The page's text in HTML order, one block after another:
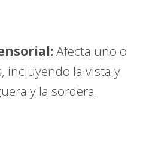
Afecta uno o
incluyendo la vista y
y la sordera.